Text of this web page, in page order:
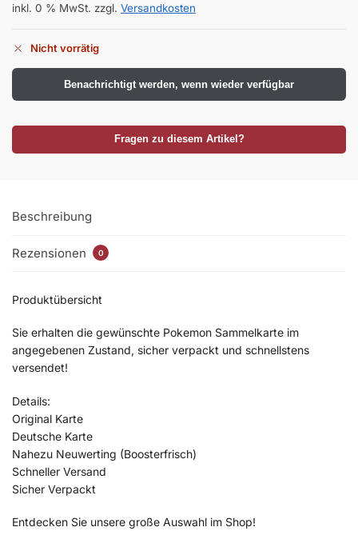
inkl. 0 % MwSt. zzgl. Versandkosten
Nicht vorrätig
Benachrichtigt werden, wenn wieder verfügbar
Fragen zu diesem Artikel?
Beschreibung
Rezensionen 0
Produktübersicht
Sie erhalten die gewünschte Pokemon Sammelkarte im
angegebenen Zustand, sicher verpackt und schnellstens
versendet!
Details:
Original Karte
Deutsche Karte
Nahezu Neuwerting (Boosterfrisch)
Schneller Versand
Sicher Verpackt
Entdecken Sie unsere große Auswahl im Shop!